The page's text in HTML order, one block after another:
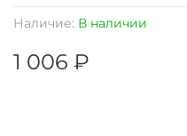
Наличие: В наличии
1 006 ₽